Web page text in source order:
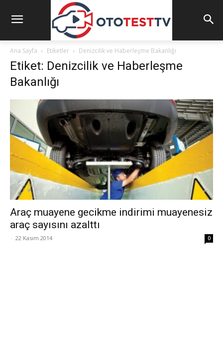
Ana Sayfa Etiketler Denizcilik ve Haberleşme Bakanlığı
Etiket: Denizcilik ve Haberleşme
Bakanlığı
Araç muayene gecikme indirimi muayenesiz
araç sayısını azalttı
- 22 Kasım 2014 0